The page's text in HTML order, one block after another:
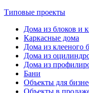
Типовые проекты
Дома из блоков и
Каркасные дома
Дома из клееного
Дома из
Дома из
Бани
Объекты для
Объекты в